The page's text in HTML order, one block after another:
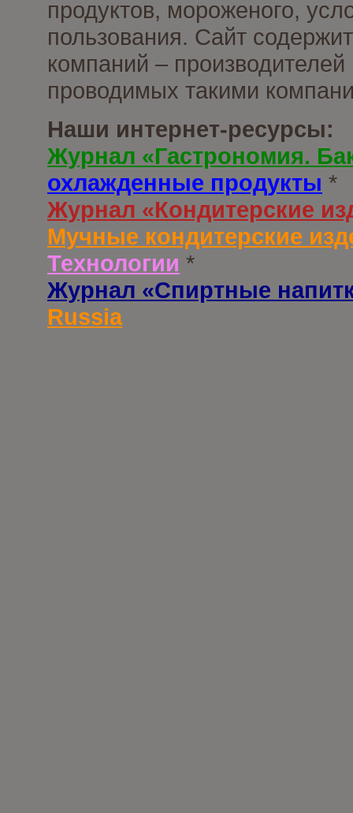
продуктов, мороженого,
пользования. Сайт
компаний –
проводимых такими
Наши интернет-ресурсы:
Журнал «Гастрономия.
охлажденные продукты *
Журнал «Кондитерские
Мучные кондитерские
Технологии *
Журнал «Спиртные
Russia